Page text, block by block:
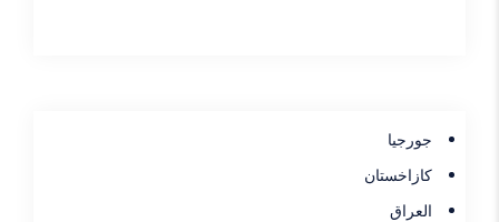
جورجيا
كازاخستان
العراق